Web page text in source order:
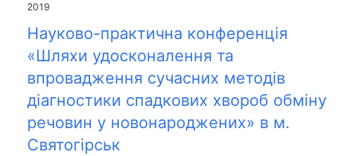
2019
Науково-практична конференція
«Шляхи удосконалення та
впровадження сучасних методів
діагностики спадкових хвороб обміну
речовин у новонароджених» в м.
Святогірськ